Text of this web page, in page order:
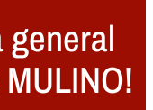
general